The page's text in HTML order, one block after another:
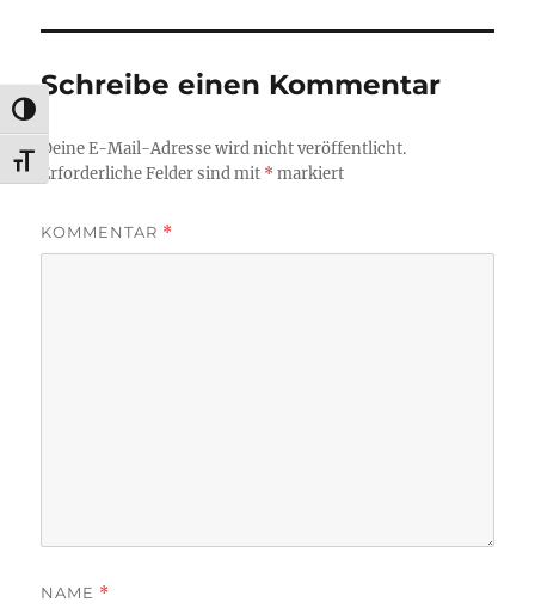
UMSCHALTEN AUF HOHE KONTRASTE
SCHRIFT VERGRÖSSERN
Schreibe einen Kommentar
Deine E-Mail-Adresse wird nicht veröffentlicht.
Erforderliche Felder sind mit *markiert
KOMMENTAR *
NAME *